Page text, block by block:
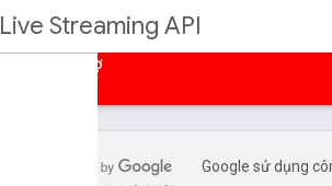
Live Streaming API
Hỗ trợ
Google sử dụng